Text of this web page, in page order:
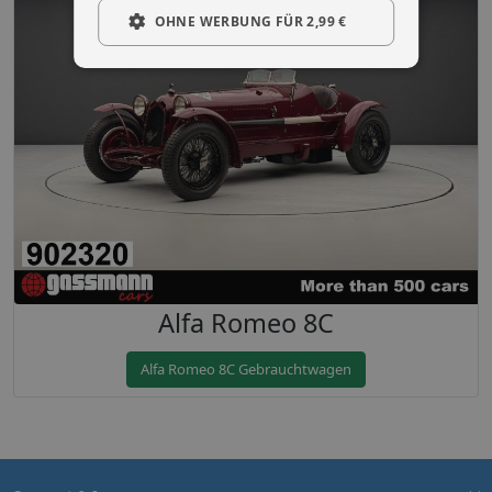
Alfa Romeo 8C
Alfa Romeo 8C Gebrauchtwagen
OHNE WERBUNG FÜR 2,99 €